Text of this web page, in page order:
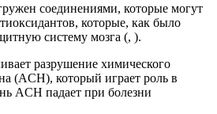
соединениями, которые могут
которые, как было
систему мозга (, ).
разрушение химического
(ACH), который играет роль в
ACH падает при болезни